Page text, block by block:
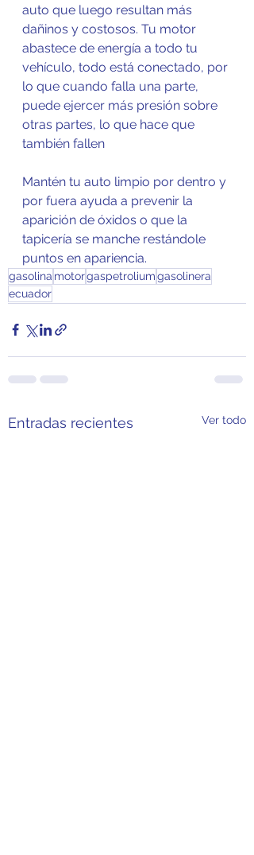
auto que luego resultan más
dañinos y costosos. Tu motor
abastece de energía a todo tu
vehículo, todo está conectado, por
lo que cuando falla una parte,
puede ejercer más presión sobre
otras partes, lo que hace que
también fallen
Mantén tu auto limpio por dentro y
por fuera ayuda a prevenir la
aparición de óxidos o que la
tapicería se manche restándole
puntos en apariencia.
gasolina motorgaspetroliumgasolinera
ecuador
Entradas recientes Ver todo